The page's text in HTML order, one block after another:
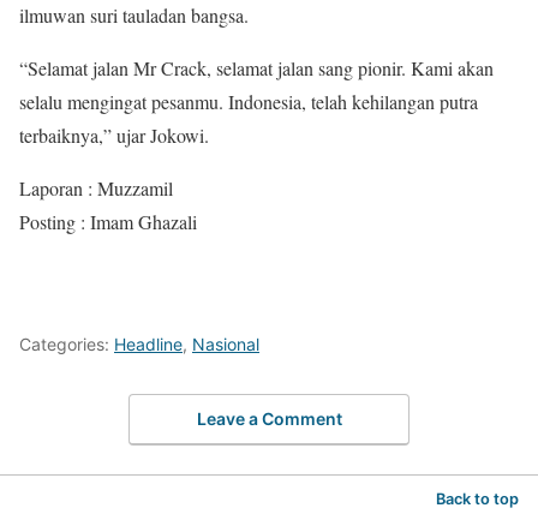
ilmuwan suri tauladan bangsa.
“Selamat jalan Mr Crack, selamat jalan sang pionir. Kami akan
selalu mengingat pesanmu. Indonesia, telah kehilangan putra
terbaiknya,” ujar Jokowi.
Laporan : Muzzamil
Posting : Imam Ghazali
Categories: Headline, Nasional
Leave a Comment
Back to top